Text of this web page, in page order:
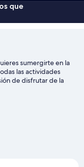
que
sumergirte en la
las actividades
de disfrutar de la
roca.